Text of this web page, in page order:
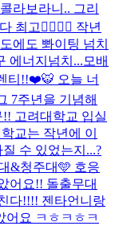
라보라니.. 그리
최고❤️‍🔥❤️‍🔥 작년
에도 뽜이팅 넘치
에너지넘치... 모배
티!!❤️🐯 오늘 너
7주년을 기념해
고려대학교 입실
교는 작년에 이
수 있었는지...?
&청주대🩵 호응
어요!! 돌출무대
다!!!! 젠타언니랑
어요 ㅋㅎㅋㅎㅋ